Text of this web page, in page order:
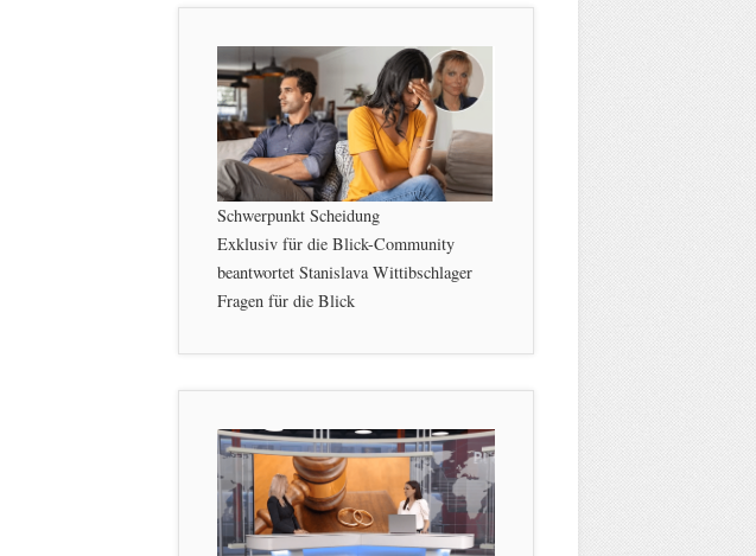
Schwerpunkt Scheidung
Exklusiv für die Blick-Community
beantwortet Stanislava Wittibschlager
Fragen für die Blick